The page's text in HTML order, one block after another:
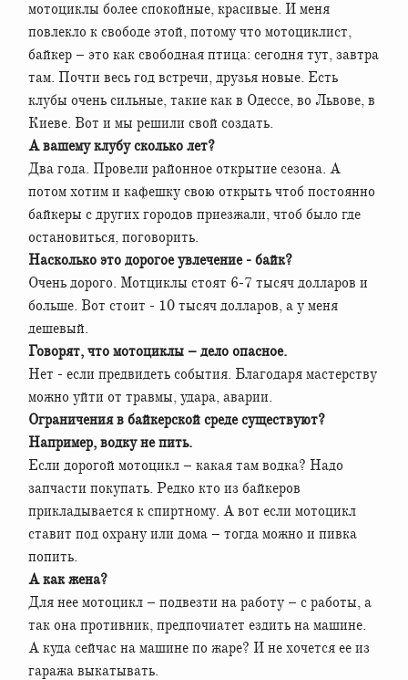
мотоциклы более спокойные, красивые. И меня
повлекло к свободе этой, потому что мотоциклист,
байкер – это как свободная птица: сегодня тут, завтра
там. Почти весь год встречи, друзья новые. Есть
клубы очень сильные, такие как в Одессе, во Львове, в
Киеве. Вот и мы решили свой создать.
А вашему клубу сколько лет?
Два года. Провели районное открытие сезона. А
потом хотим и кафешку свою открыть чтоб постоянно
байкеры с других городов приезжали, чтоб было где
остановиться, поговорить.
Насколько это дорогое увлечение - байк?
Очень дорого. Мотциклы стоят 6-7 тысяч долларов и
больше. Вот стоит - 10 тысяч долларов, а у меня
дешевый.
Говорят, что мотоциклы – дело опасное.
Нет - если предвидеть события. Благодаря мастерству
можно уйти от травмы, удара, аварии.
Ограничения в байкерской среде существуют?
Например, водку не пить.
Если дорогой мотоцикл – какая там водка? Надо
запчасти покупать. Редко кто из байкеров
прикладывается к спиртному. А вот если мотоцикл
ставит под охрану или дома – тогда можно и пивка
попить.
А как жена?
Для нее мотоцикл – подвезти на работу – с работы, а
так она противник, предпочиатет ездить на машине.
А куда сейчас на машине по жаре? И не хочется ее из
гаража выкатывать.